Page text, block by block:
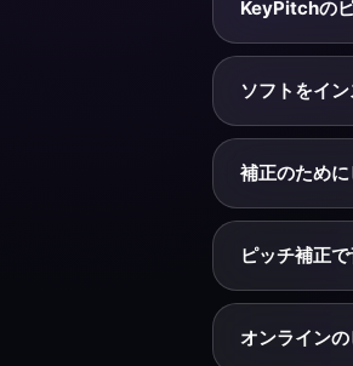
KeyPitchの
はい — ファイ
拡張機能も無
べます。
ソフトをイ
いいえ。
なく、設定も
補正のため
このページの
カバーし、音
ピッチ補正
小さな補正は
ィファクトを
オンライン